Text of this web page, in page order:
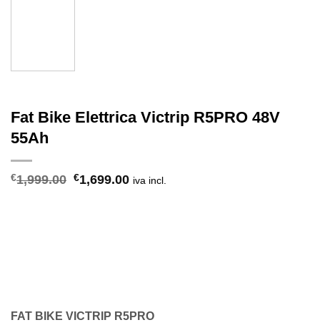
Fat Bike Elettrica Victrip R5PRO 48V
55Ah
€1,999.00 Il
€1,699.00Iliva incl.
FAT BIKE VICTRIP R5PRO